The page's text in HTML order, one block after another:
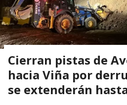
Cierran pistas de
hacia Viña por
se extenderán